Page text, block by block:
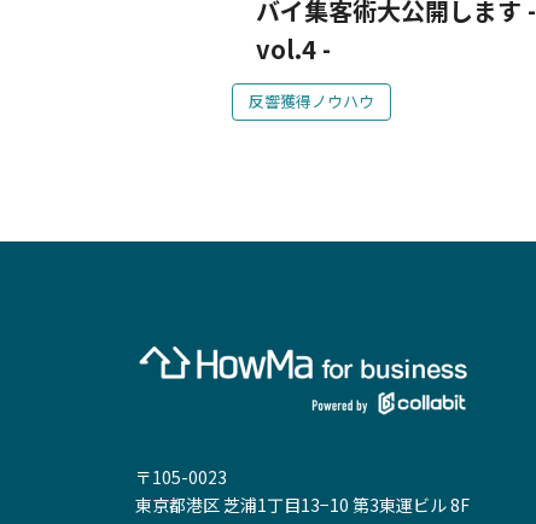
バイ集客術大公開します -
vol.4 -
反響獲得ノウハウ
〒105-0023
東京都港区 芝浦1丁目13−10 第3東運ビル 8F